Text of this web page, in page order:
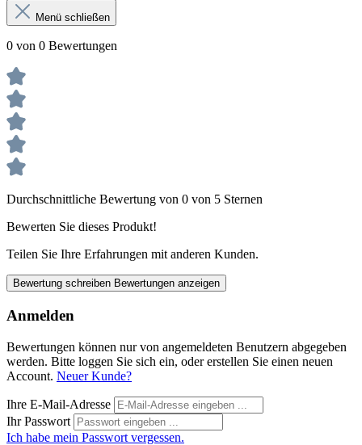
Menü schließen
0 von 0 Bewertungen
Durchschnittliche Bewertung von 0 von 5 Sternen
Bewerten Sie dieses Produkt!
Teilen Sie Ihre Erfahrungen mit anderen Kunden.
Bewertung schreiben Bewertungen anzeigen
Anmelden
Bewertungen können nur von angemeldeten Benutzern abgegeben
werden. Bitte loggen Sie sich ein, oder erstellen Sie einen neuen
Account. Neuer Kunde?
Ihre E-Mail-Adresse
Ihr Passwort
Ich habe mein Passwort vergessen.